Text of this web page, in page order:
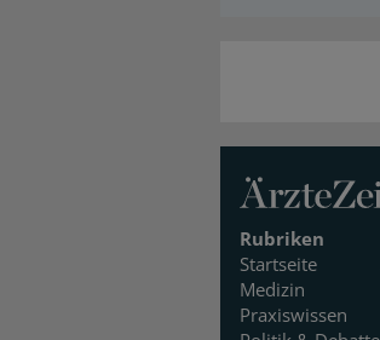
Rubriken
Startseite
Medizin
Praxiswissen